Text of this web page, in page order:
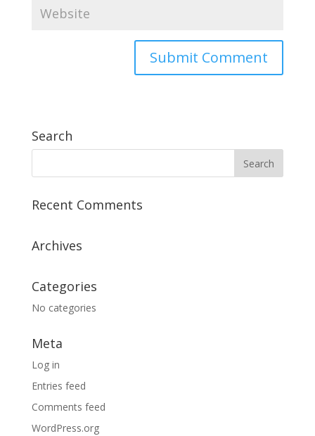
Search
Recent Comments
Archives
Categories
No categories
Meta
Log in
Entries feed
Comments feed
WordPress.org